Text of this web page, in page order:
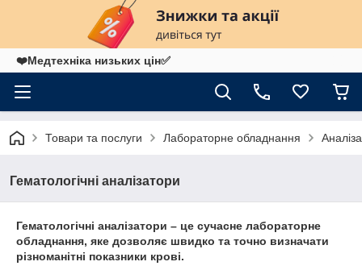
❤️Медтехніка низьких цін✅
Товари та послуги Лабораторне обладнання
Гематологічні аналізатори
Гематологічні аналізатори – це сучасне лабораторне
обладнання, яке дозволяє швидко та точно визначати
різноманітні показники крові.